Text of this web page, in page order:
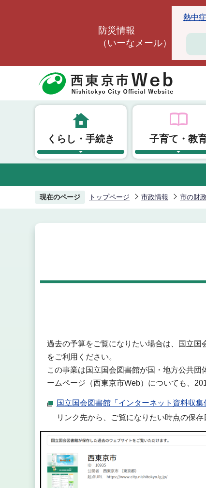
防災情報
（いーなメール）
熱中
くらし・手続き 子育て・教
現在のページ トップページ 市政情報 市の財政
過去の予算をご覧になりたい場合は、国立国
をご利用ください。
この事業は国立国会図書館が国・地方公共
ームページ（西東京市Web）についても、
国立国会図書館「インターネット資料収
リンク先から、ご覧になりたい時点の保